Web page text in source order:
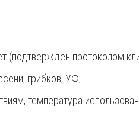
(подтвержден протоколом
грибков, УФ;
температура